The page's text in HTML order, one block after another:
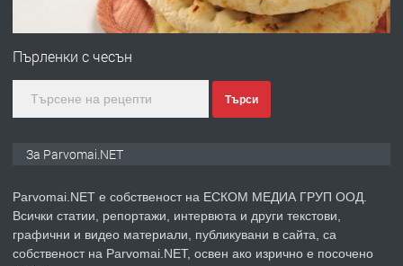
Първи поход "По стъпките на Ангел
преди 1 година
ПРЕДЛАГА
Пърленки с чесън
Търси
За Parvomai.NET
Parvomai.NET е собственост на ЕСКОМ МЕДИА ГРУП ООД.
Всички статии, репортажи, интервюта и други текстови,
графични и видео материали, публикувани в сайта, са
собственост на Parvomai.NET, освен ако изрично е посочено